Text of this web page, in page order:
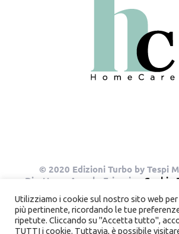
© 2020 Edizioni Turbo by Tespi
Direttore: Angelo Frigerio - Cookie
Utilizziamo i cookie sul nostro sito web
più pertinente, ricordando le tue
ripetute. Cliccando su "Accetta tutto",
TUTTI i cookie. Tuttavia, è possibile